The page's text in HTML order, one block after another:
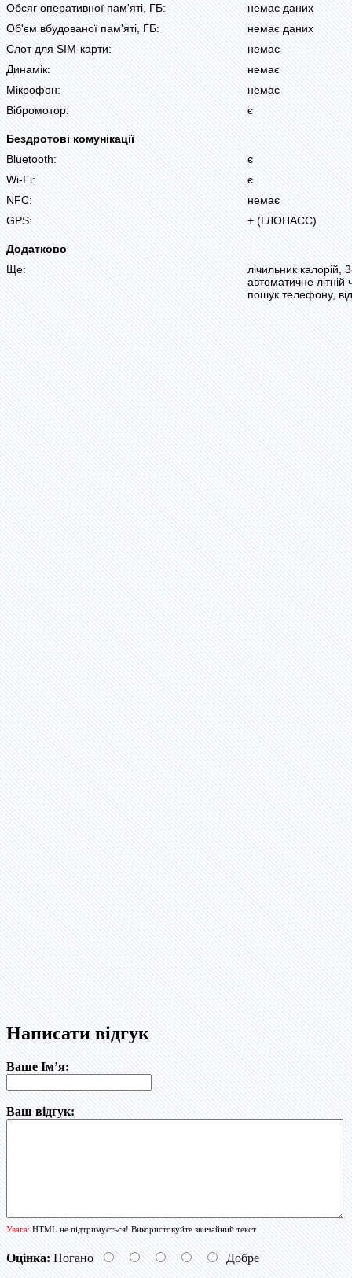
Обсяг оперативної пам'яті, ГБ:
немає даних
Об'єм вбудованої пам'яті, ГБ:
немає даних
Слот для SIM-карти:
немає
Динамік:
немає
Мікрофон:
немає
Вібромотор:
є
Бездротові комунікації
Bluetooth:
є
Wi-Fi:
є
NFC:
немає
GPS:
+ (ГЛОНАСС)
Додатково
Ще:
лічильник калорій,
автоматичне
пошук телефону,
Написати відгук
Ваше Ім’я:
Ваш відгук:
Увага:HTML не підтримується! Використовуйте звичайний текст.
Оцінка: Погано Добре